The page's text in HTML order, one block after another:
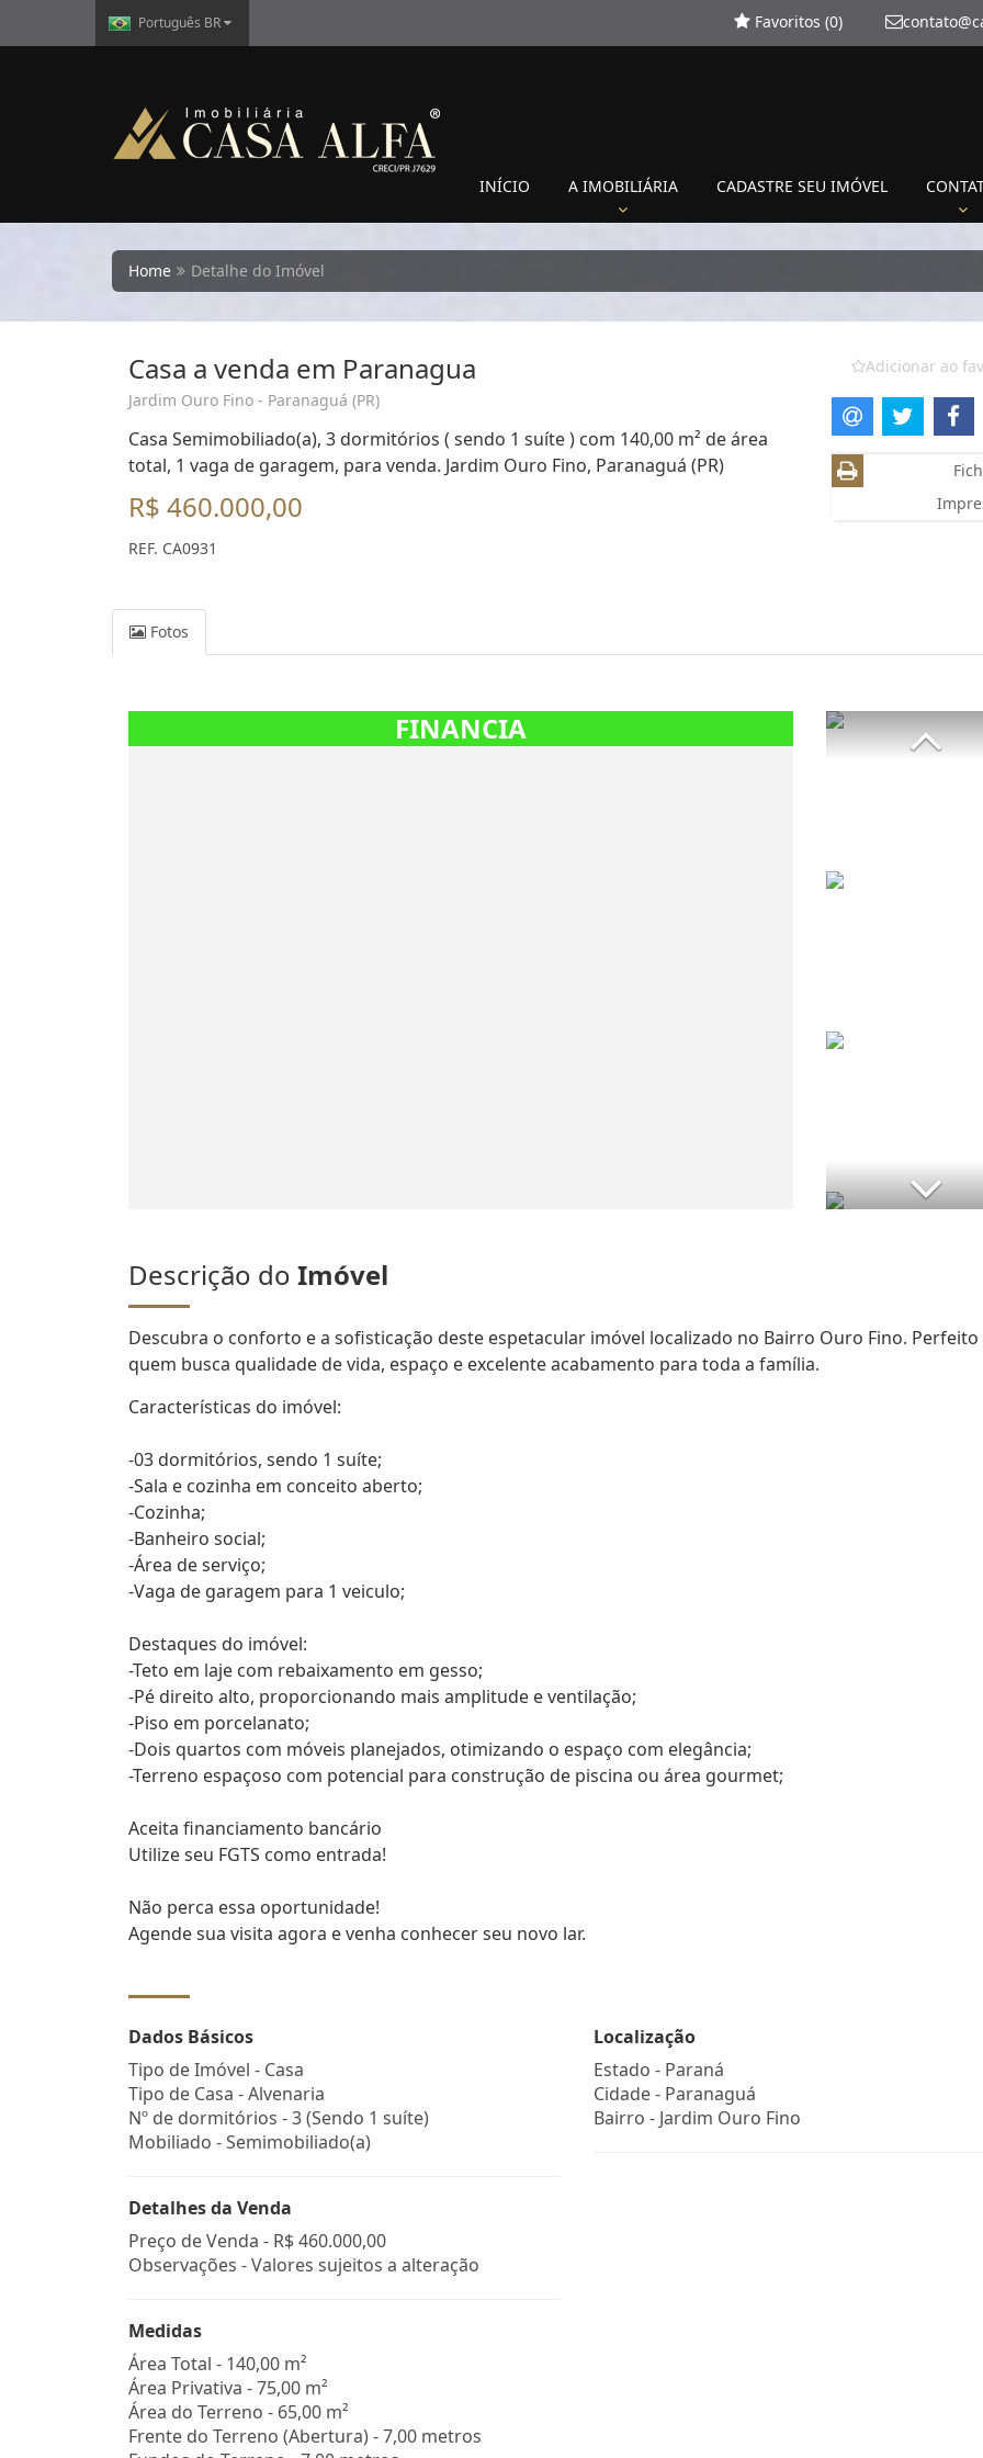
Português BR Favoritos (0)
INÍCIO A IMOBILIÁRIA CADASTRE SEU IMÓVEL
Home Detalhe do Imóvel
Casa a venda em Paranagua
Jardim Ouro Fino - Paranaguá (PR)
Casa Semimobiliado(a), 3 dormitórios ( sendo 1 suíte ) com 140,00 m² de área
total, 1 vaga de garagem, para venda. Jardim Ouro Fino, Paranaguá (PR)
R$ 460.000,00
REF. CA0931
Adicionar ao
Fotos
Descrição do Imóvel
Descubra o conforto e a sofisticação deste espetacular imóvel localizado no Bairro Ouro Fino.
quem busca qualidade de vida, espaço e excelente acabamento para toda a família.
Características do imóvel:
-03 dormitórios, sendo 1 suíte;
-Sala e cozinha em conceito aberto;
-Cozinha;
-Banheiro social;
-Área de serviço;
-Vaga de garagem para 1 veiculo;
Destaques do imóvel:
-Teto em laje com rebaixamento em gesso;
-Pé direito alto, proporcionando mais amplitude e ventilação;
-Piso em porcelanato;
-Dois quartos com móveis planejados, otimizando o espaço com elegância;
-Terreno espaçoso com potencial para construção de piscina ou área gourmet;
Aceita financiamento bancário
Utilize seu FGTS como entrada!
Não perca essa oportunidade!
Agende sua visita agora e venha conhecer seu novo lar.
Dados Básicos
Tipo de Imóvel - Casa
Tipo de Casa - Alvenaria
Nº de dormitórios - 3 (Sendo 1 suíte)
Mobiliado - Semimobiliado(a)
Detalhes da Venda
Preço de Venda - R$ 460.000,00
Observações - Valores sujeitos a alteração
Medidas
Área Total - 140,00 m²
Área Privativa - 75,00 m²
Área do Terreno - 65,00 m²
Frente do Terreno (Abertura) - 7,00 metros
Localização
Estado - Paraná
Cidade - Paranaguá
Bairro - Jardim Ouro Fino